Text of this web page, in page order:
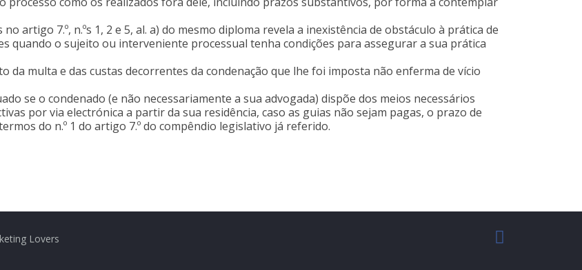
artigo 7.º, n.ºs 1, 2 e 5, al. a) do mesmo diploma revela a inexistência de obstáculo à prática de
quando o sujeito ou interveniente processual tenha condições para assegurar a sua prática
da multa e das custas decorrentes da condenação que lhe foi imposta não enferma de vício
se o condenado (e não necessariamente a sua advogada) dispõe dos meios necessários
por via electrónica a partir da sua residência, caso as guias não sejam pagas, o prazo de
do n.º 1 do artigo 7.º do compêndio legislativo já referido.
Lovers